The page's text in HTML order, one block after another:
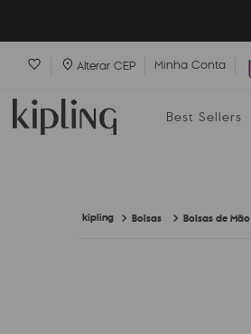
Alterar CEP Minha Conta
Best Sellers
Bolsas Bolsas de Mão